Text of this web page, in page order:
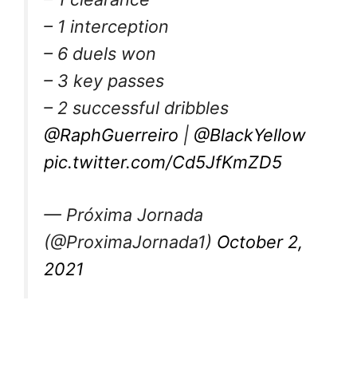
– 1 interception
– 6 duels won
– 3 key passes
– 2 successful dribbles
@RaphGuerreiro | @BlackYellow
pic.twitter.com/Cd5JfKmZD5
— Próxima Jornada
(@ProximaJornada1) October 2,
2021